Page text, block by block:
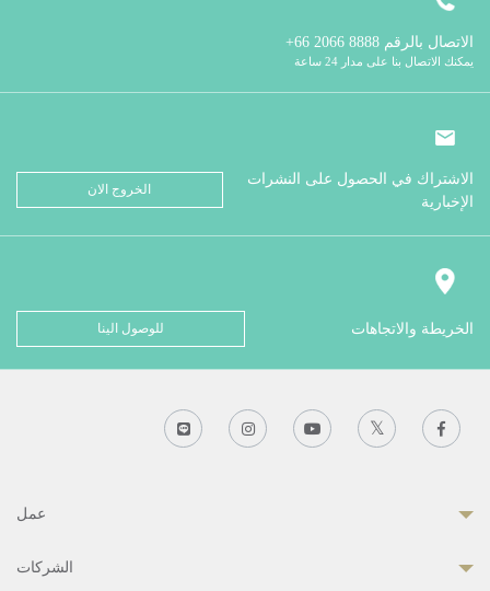
الاتصال بالرقم
يمكنك الاتصال بنا على مدار 24 ساعة
الاشتراك في الحصول على النشرات
الإخبارية
الخروج الان
الخريطة والاتجاهات للوصول الينا
عمل
الشركات